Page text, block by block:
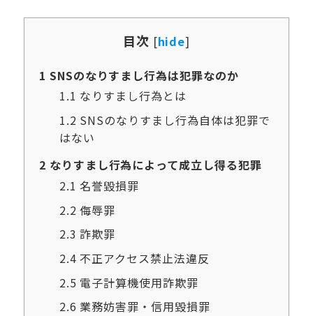
目次 [hide]
1 SNSのなりすまし行為は犯罪なのか
1.1 なりすまし行為とは
1.2 SNSのなりすまし行為自体は犯罪で
はない
2 なりすまし行為によって成立し得る犯罪
2.1 名誉毀損罪
2.2 侮辱罪
2.3 詐欺罪
2.4 不正アクセス禁止法違反
2.5 電子計算機使用詐欺罪
2.6 業務妨害罪・信用毀損罪